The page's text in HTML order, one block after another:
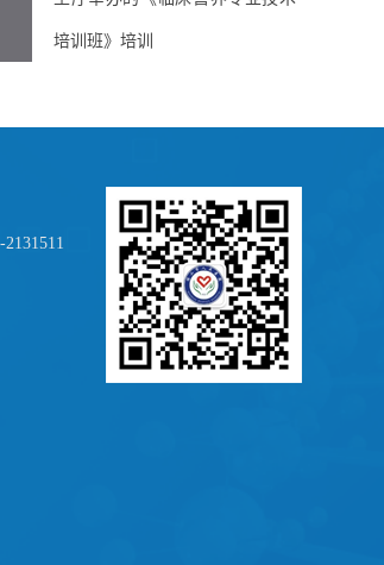
营养护士培训班》，2017年在云
习。兼任保山市临床营养质控中